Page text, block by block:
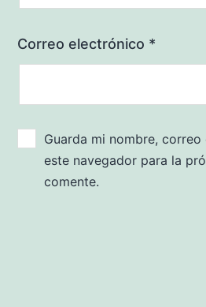
Correo electrónico *
Guarda mi nombre,
este navegador para la
comente.